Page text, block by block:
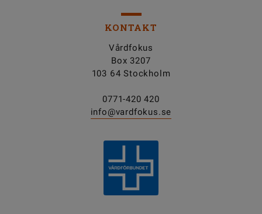
KONTAKT
Vårdfokus
Box 3207
103 64 Stockholm
0771-420 420
info@vardfokus.se